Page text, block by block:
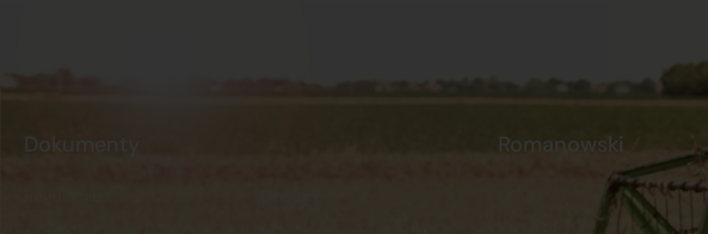
Dokumenty Romanowski